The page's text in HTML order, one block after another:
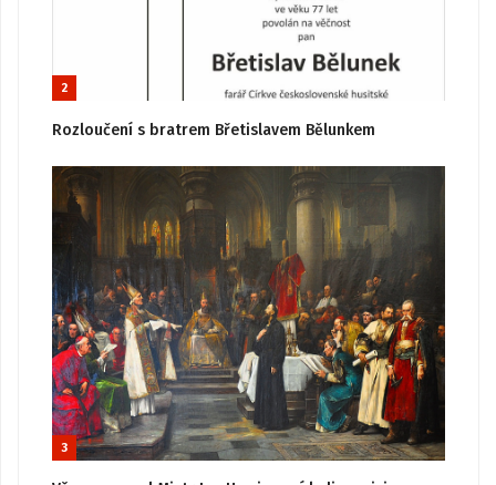
2
Rozloučení s bratrem Břetislavem Bělunkem
3